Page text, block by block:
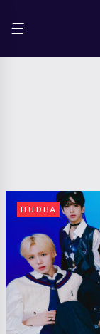
HUDBA